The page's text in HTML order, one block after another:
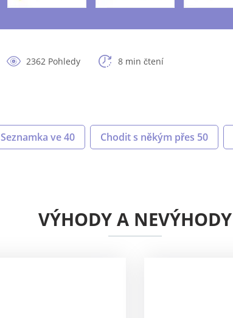
2362 Pohledy 8 min čtení
Seznamka ve 40 Chodit s někým přes 50
VÝHODY A NEVÝHODY